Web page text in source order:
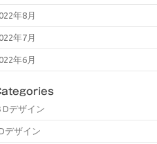
年8月
年7月
年6月
Dデザイン
デザイン